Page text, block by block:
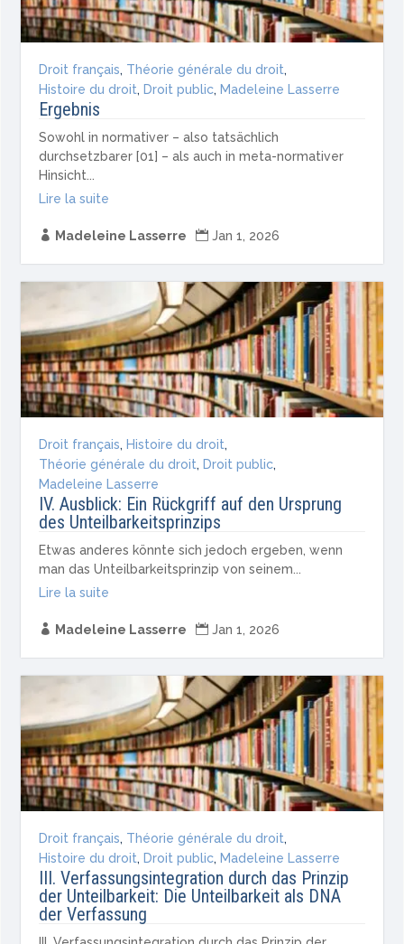
Droit français, Théorie générale du droit,
Histoire du droit, Droit public, Madeleine Lasserre
Ergebnis
Sowohl in normativer – also tatsächlich
durchsetzbarer [01] – als auch in meta-normativer
Hinsicht...
Lire la suite
 Madeleine Lasserre  Jan 1, 2026
Droit français, Histoire du droit,
Théorie générale du droit, Droit public,
Madeleine Lasserre
IV. Ausblick: Ein Rückgriff auf den Ursprung
des Unteilbarkeitsprinzips
Etwas anderes könnte sich jedoch ergeben, wenn
man das Unteilbarkeitsprinzip von seinem...
Lire la suite
 Madeleine Lasserre  Jan 1, 2026
Droit français, Théorie générale du droit,
Histoire du droit, Droit public, Madeleine Lasserre
III. Verfassungsintegration durch das Prinzip
der Unteilbarkeit: Die Unteilbarkeit als DNA
der Verfassung